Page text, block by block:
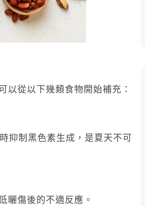
以從以下幾類食物開始補充：
抑制黑色素生成，是夏天不可
曬傷後的不適反應。